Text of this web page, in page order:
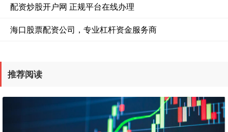
配资炒股开户网 正规平台在线办理
海口股票配资公司，专业杠杆资金服务商
推荐阅读